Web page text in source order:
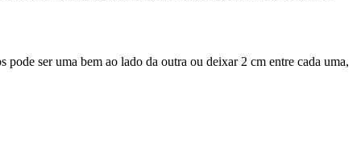
ser uma bem ao lado da outra ou deixar 2 cm entre cada uma,